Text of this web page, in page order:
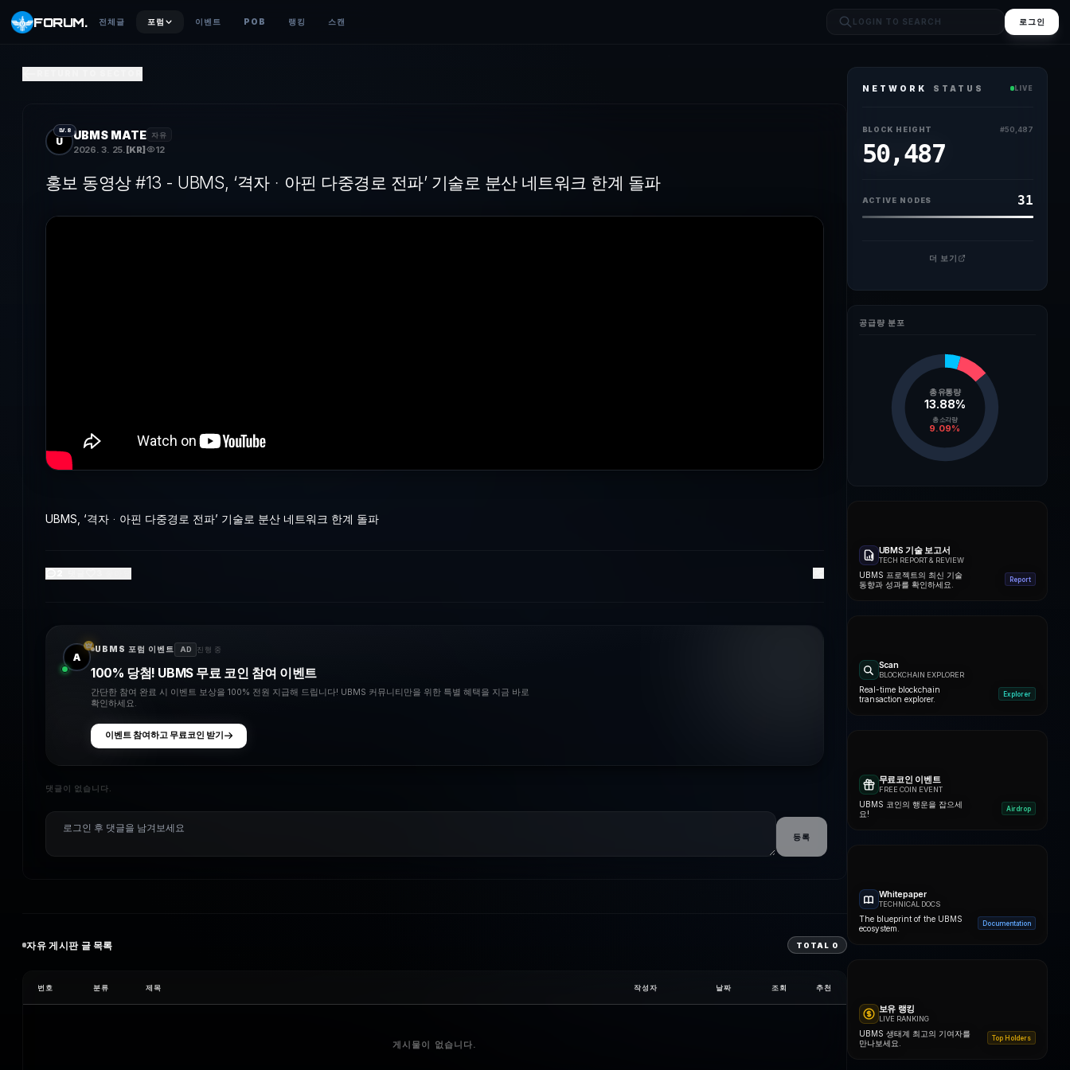
FORUM. 전체글 포럼 이벤트 POB 랭킹 스캔 로그인
U
LV.8 UBMS MATE 자유
2026. 3. 25. [KR] 12
홍보 동영상 #13 - UBMS, ‘격자ᆞ아핀 다중경로 전파’ 기술로 분산 네트워크 한계 돌파
UBMS, ‘격자ᆞ아핀 다중경로 전파’ 기술로 분산 네트워크 한계 돌파
A
UBMS 포럼 이벤트 AD 진행 중
100% 당첨! UBMS 무료 코인 참여 이벤트
간단한 참여 완료 시 이벤트 보상을 100% 전원 지급해 드립니다! UBMS 커뮤니티만을 위한 특별 혜택을 지금 바로
확인하세요.
이벤트 참여하고 무료코인 받기
댓글이 없습니다.
등록
자유 게시판 글 목록 TOTAL 0
번호 분류 제목 작성자 날짜 조회 추천
게시물이 없습니다.
NETWORK STATUS LIVE
BLOCK HEIGHT #50,487
50,487
ACTIVE NODES 31
더 보기
공급량 분포
총 유통량
13.88%
총 소각량
9.09%
UBMS 기술 보고서
TECH REPORT & REVIEW
UBMS 프로젝트의 최신 기술
동향과 성과를 확인하세요.
Report
Scan
BLOCKCHAIN EXPLORER
Real-time blockchain
transaction explorer.
Explorer
무료코인 이벤트
FREE COIN EVENT
UBMS 코인의 행운을 잡으세
요!
Airdrop
Whitepaper
TECHNICAL DOCS
The blueprint of the UBMS
ecosystem.
Documentation
보유 랭킹
LIVE RANKING
UBMS 생태계 최고의 기여자를
만나보세요.
Top Holders